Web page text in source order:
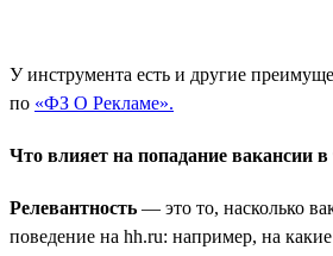
У инструмента есть и другие
по «ФЗ О Рекламе».
Что влияет на попадание вакансии в
Релевантность — это то, насколько
поведение на hh.ru: например, на